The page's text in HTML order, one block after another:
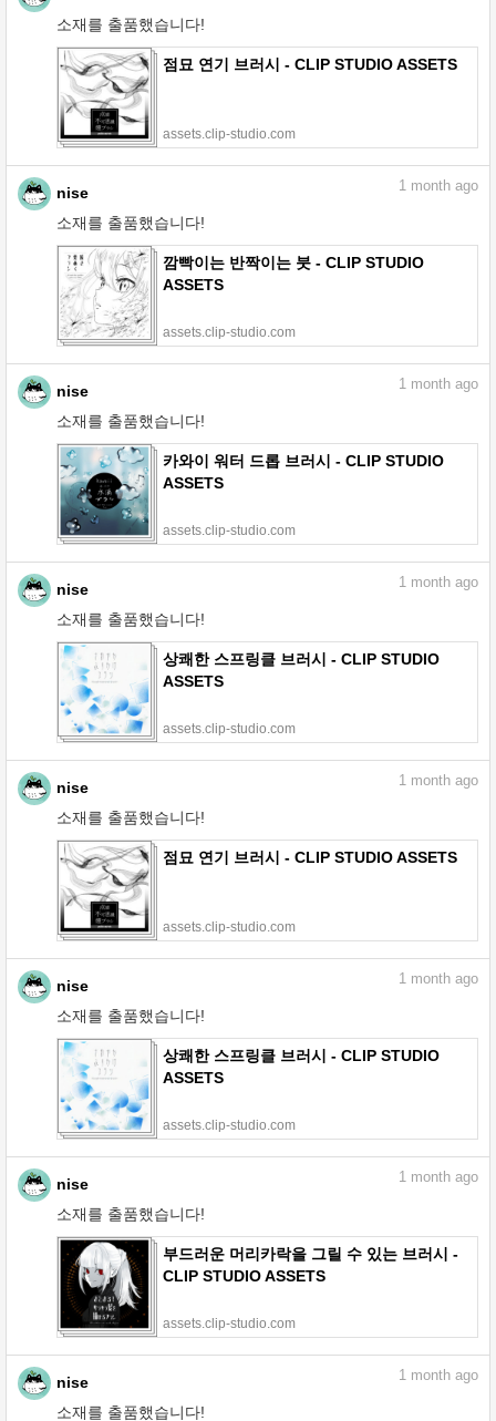
소재를 출품했습니다!
점묘 연기 브러시 - CLIP STUDIO ASSETS
assets.clip-studio.com
nise
소재를 출품했습니다!
1 month ago
깜빡이는 반짝이는 붓 - CLIP STUDIO
ASSETS
assets.clip-studio.com
nise
소재를 출품했습니다!
1 month ago
카와이 워터 드롭 브러시 - CLIP STUDIO
ASSETS
assets.clip-studio.com
nise
소재를 출품했습니다!
1 month ago
상쾌한 스프링클 브러시 - CLIP STUDIO
ASSETS
assets.clip-studio.com
nise
소재를 출품했습니다!
1 month ago
점묘 연기 브러시 - CLIP STUDIO ASSETS
assets.clip-studio.com
nise
소재를 출품했습니다!
1 month ago
상쾌한 스프링클 브러시 - CLIP STUDIO
ASSETS
assets.clip-studio.com
nise
소재를 출품했습니다!
1 month ago
부드러운 머리카락을 그릴 수 있는 브러시 -
CLIP STUDIO ASSETS
assets.clip-studio.com
nise
소재를 출품했습니다!
1 month ago